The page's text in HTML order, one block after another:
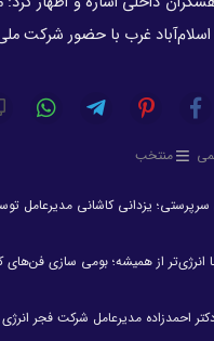
اسلام‌آباد غرب با حضور شرکت
منتخب
سرپرستی؛ یزدانی کاشانی مدیرعامل
انرژی‌تر از همیشه؛ بومی سازی فن‌های
احمدزاده مدیرعامل شرکت فجر